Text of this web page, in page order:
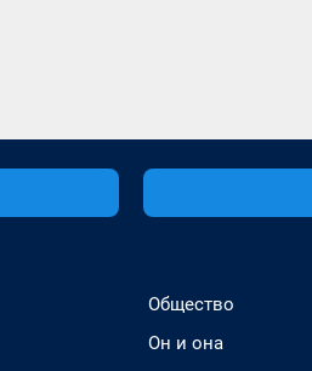
Общество
Он и она